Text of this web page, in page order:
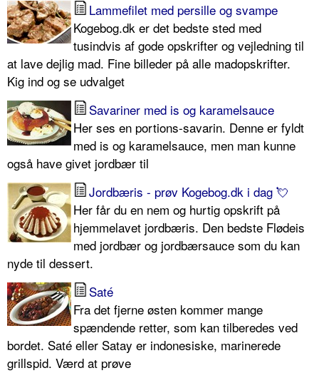
Lammefilet med persille og svampe
Kogebog.dk er det bedste sted med
tusindvis af gode opskrifter og vejledning til
at lave dejlig mad. Fine billeder på alle madopskrifter.
Kig ind og se udvalget
Savariner med is og karamelsauce
Her ses en portions-savarin. Denne er fyldt
med is og karamelsauce, men man kunne
også have givet jordbær til
Jordbæris - prøv Kogebog.dk i dag 💘
Her får du en nem og hurtig opskrift på
hjemmelavet jordbæris. Den bedste Flødeis
med jordbær og jordbærsauce som du kan
nyde til dessert.
Saté
Fra det fjerne østen kommer mange
spændende retter, som kan tilberedes ved
bordet. Saté eller Satay er indonesiske, marinerede
grillspid. Værd at prøve